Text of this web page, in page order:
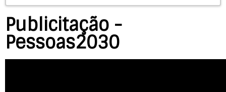
Publicitação -
Pessoas2030